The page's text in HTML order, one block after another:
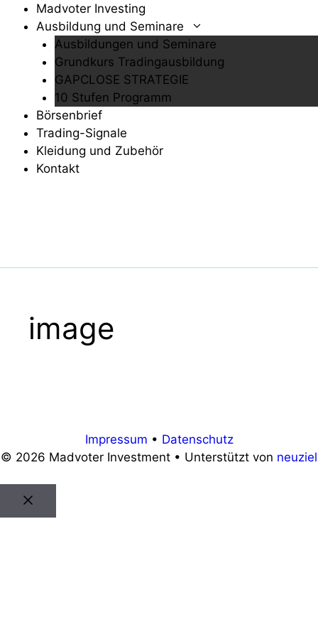
Zum
Inhalt
springen
Madvoter Investing
Ausbildung und Seminare
Ausbildungen und Seminare
Grundkurs Tradingausbildung
GAPCLOSE STRATEGIE
10 Stufen Programm
Börsenbrief
Trading-Signale
Kleidung und Zubehör
Kontakt
image
Impressum • Datenschutz
© 2026 Madvoter Investment • Unterstützt von neuziel
Schließen